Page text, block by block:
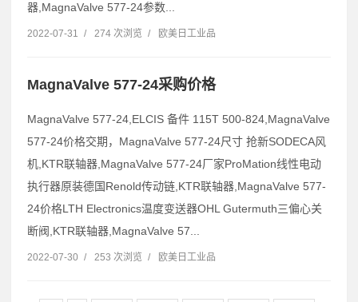
器,MagnaValve 577-24参数...
2022-07-31 / 274 次浏览 / 欧美日工业品
MagnaValve 577-24采购价格
MagnaValve 577-24,ELCIS 备件 115T 500-824,MagnaValve
577-24价格交期，MagnaValve 577-24尺寸 抢新SODECA风
机,KTR联轴器,MagnaValve 577-24厂家ProMation线性电动
执行器原装德国Renold传动链,KTR联轴器,MagnaValve 577-
24价格LTH Electronics温度变送器OHL Gutermuth三偏心关
断阀,KTR联轴器,MagnaValve 57...
2022-07-30 / 253 次浏览 / 欧美日工业品